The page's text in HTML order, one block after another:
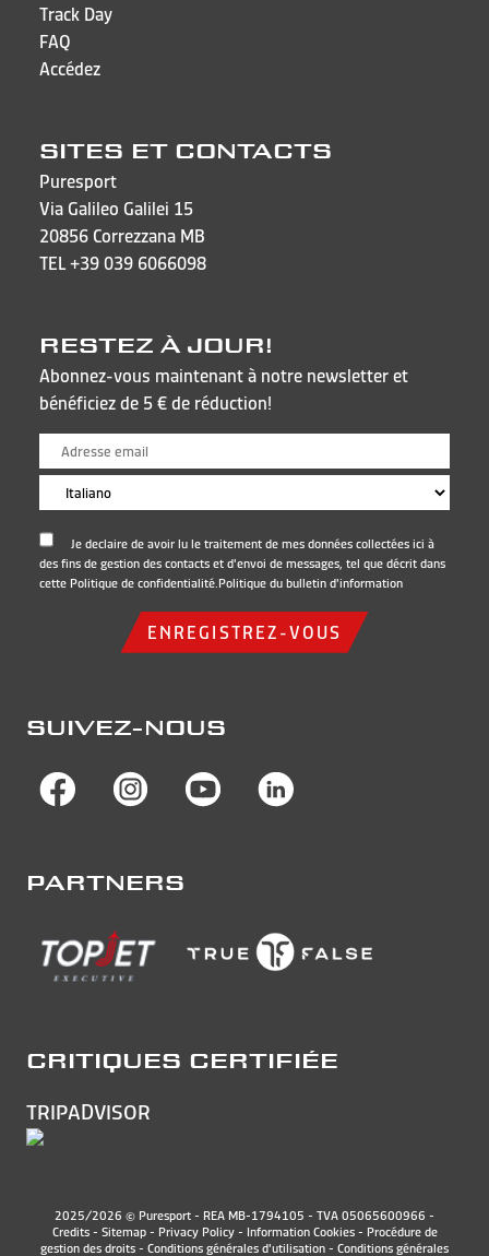
Track Day
FAQ
Accédez
SITES ET CONTACTS
Puresport
Via Galileo Galilei 15
20856 Correzzana MB
TEL+39 039 6066098
RESTEZ À JOUR!
Abonnez-vous maintenant à notre newsletter et
bénéficiez de 5 € de réduction!
Je declaire de avoir lu le traitement de mes données collectées ici à
des fins de gestion des contacts et d'envoi de messages, tel que décrit dans
cette Politique de confidentialité.Politique du bulletin d'information
ENREGISTREZ-VOUS
SUIVEZ-NOUS
PARTNERS
CRITIQUES CERTIFIÉE
TRIPADVISOR
2025/2026 © Puresport - REA MB-1794105 - TVA 05065600966 -
Credits- Sitemap- Privacy Policy- Information Cookies- Procédure de
gestion des droits- Conditions générales d'utilisation- Conditions générales